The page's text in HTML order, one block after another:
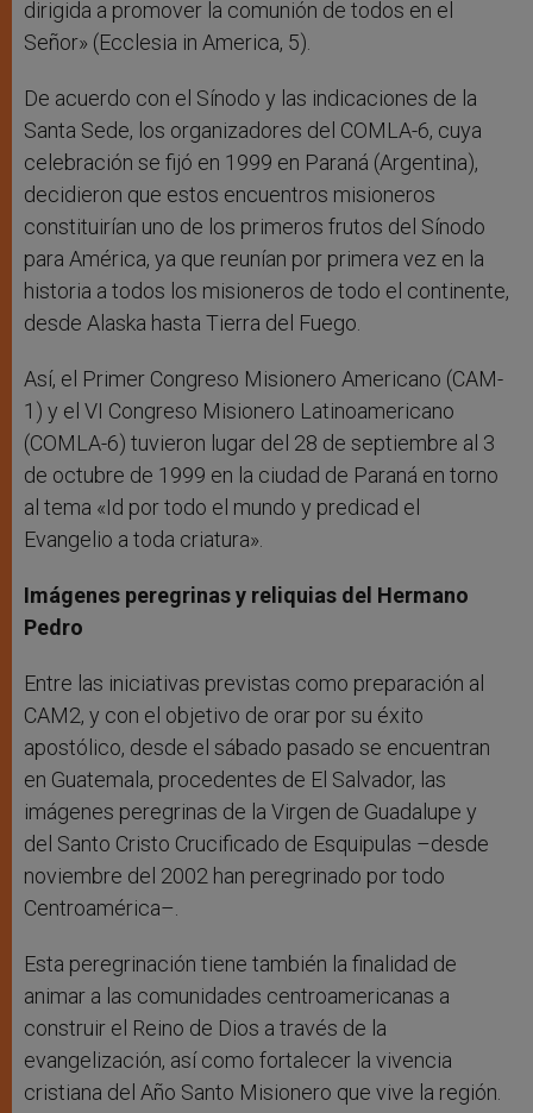
dirigida a promover la comunión de todos en el
Señor» (Ecclesia in America, 5).
De acuerdo con el Sínodo y las indicaciones de la
Santa Sede, los organizadores del COMLA-6, cuya
celebración se fijó en 1999 en Paraná (Argentina),
decidieron que estos encuentros misioneros
constituirían uno de los primeros frutos del Sínodo
para América, ya que reunían por primera vez en la
historia a todos los misioneros de todo el continente,
desde Alaska hasta Tierra del Fuego.
Así, el Primer Congreso Misionero Americano (CAM-
1) y el VI Congreso Misionero Latinoamericano
(COMLA-6) tuvieron lugar del 28 de septiembre al 3
de octubre de 1999 en la ciudad de Paraná en torno
al tema «Id por todo el mundo y predicad el
Evangelio a toda criatura».
Imágenes peregrinas y reliquias del Hermano
Pedro
Entre las iniciativas previstas como preparación al
CAM2, y con el objetivo de orar por su éxito
apostólico, desde el sábado pasado se encuentran
en Guatemala, procedentes de El Salvador, las
imágenes peregrinas de la Virgen de Guadalupe y
del Santo Cristo Crucificado de Esquipulas –desde
noviembre del 2002 han peregrinado por todo
Centroamérica–.
Esta peregrinación tiene también la finalidad de
animar a las comunidades centroamericanas a
construir el Reino de Dios a través de la
evangelización, así como fortalecer la vivencia
cristiana del Año Santo Misionero que vive la región.